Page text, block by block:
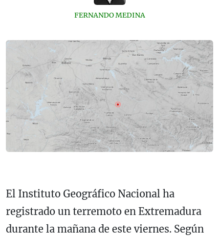
FERNANDO MEDINA
El Instituto Geográfico Nacional ha
registrado un terremoto en Extremadura
durante la mañana de este viernes. Según